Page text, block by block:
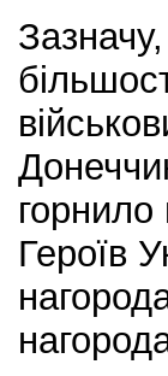
горнило
Героїв